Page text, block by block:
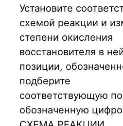
Установите
схемой реакции и
степени окисления
восстановителя в
позиции,
подберите
соответствующую
обозначенную